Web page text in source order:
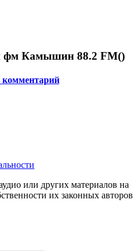
Камышин 88.2 FM()
комментарий
или других материалов на
их законных авторов